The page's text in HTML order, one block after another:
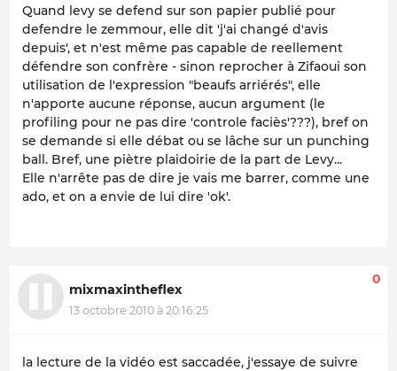
Quand levy se defend sur son papier publié pour
defendre le zemmour, elle dit 'j'ai changé d'avis
depuis', et n'est même pas capable de reellement
défendre son confrère - sinon reprocher à Zifaoui son
utilisation de l'expression "beaufs arriérés", elle
n'apporte aucune réponse, aucun argument (le
profiling pour ne pas dire 'controle faciès'???), bref on
se demande si elle débat ou se lâche sur un punching
ball. Bref, une piètre plaidoirie de la part de Levy...
Elle n'arrête pas de dire je vais me barrer, comme une
ado, et on a envie de lui dire 'ok'.
mixmaxintheflex
13 octobre 2010 à 20:16:25
0
la lecture de la vidéo est saccadée, j'essaye de suivre